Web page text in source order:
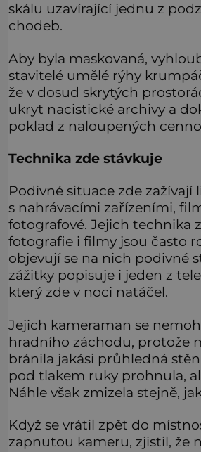
skálu uzavírající jednu z
chodeb.
Aby byla maskovaná,
stavitelé umělé rýhy
že v dosud skrytých
ukryt nacistické archivy a
poklad z naloupených
Technika zde stávkuje
Podivné situace zde zažívají
s nahrávacími zařízeními,
fotografové. Jejich technika
fotografie i filmy jsou často
objevují se na nich podivné
zážitky popisuje i jeden z
který zde v noci natáčel.
Jejich kameraman se
hradního záchodu, protože
bránila jakási průhledná
pod tlakem ruky prohnula,
Náhle však zmizela stejně,
Když se vrátil zpět do
zapnutou kameru, zjistil, že